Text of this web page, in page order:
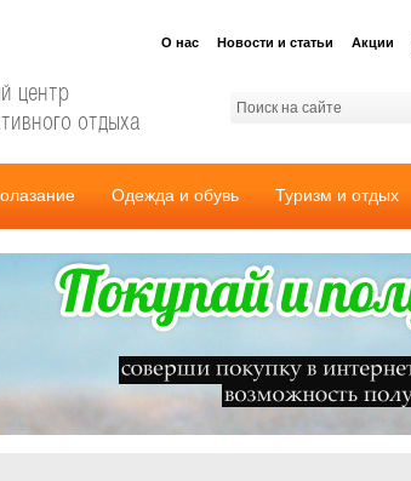
центр
отдыха
О нас Новости и статьи Акции
Одежда и обувь Туризм и отдых